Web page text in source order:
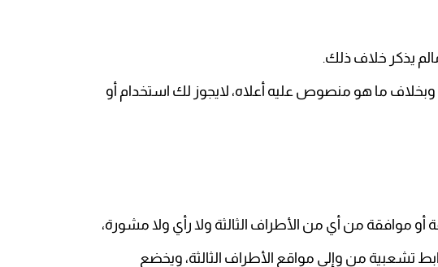
يذكر خلاف ذلك.
ما هو منصوص عليه أعلاه، لايجوز لك استخدام أو
أو موافقة من أي من الأطراف الثالثة ولا رأي ولا مشورة،
تشعبية من وإلى مواقع الأطراف الثالثة، ويخضع